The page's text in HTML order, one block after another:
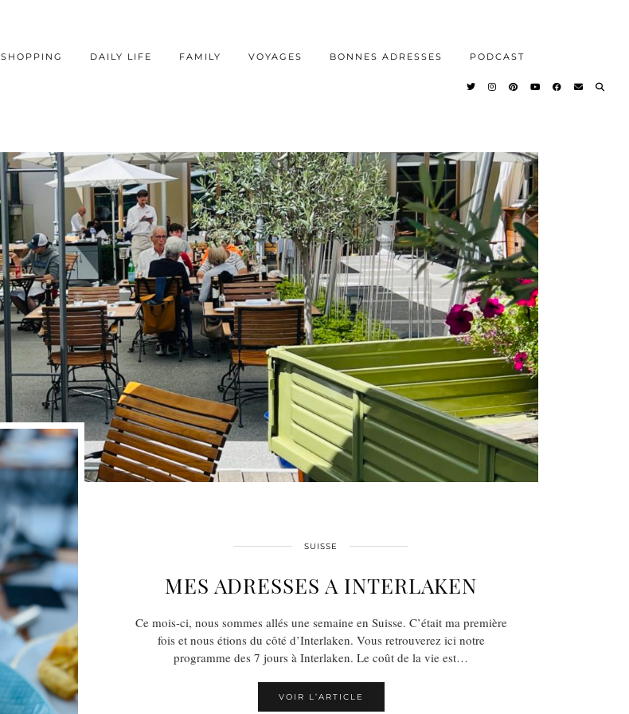
SHOPPING DAILY LIFE FAMILY VOYAGES BONNES ADRESSES PODCAST
SUISSE
MES ADRESSES A INTERLAKEN
Ce mois-ci, nous sommes allés une semaine en Suisse. C’était ma première
fois et nous étions du côté d’Interlaken. Vous retrouverez ici notre
programme des 7 jours à Interlaken. Le coût de la vie est…
VOIR L’ARTICLE